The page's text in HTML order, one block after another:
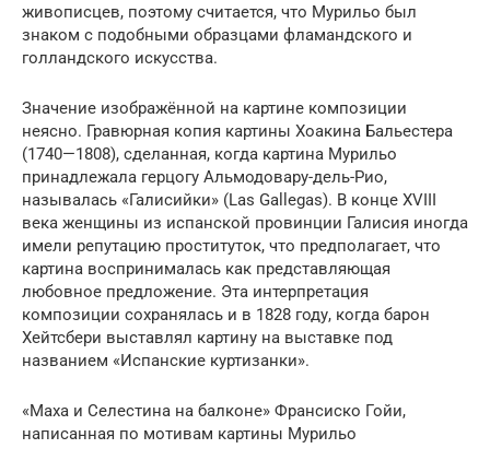
живописцев, поэтому считается, что Мурильо был
знаком с подобными образцами фламандского и
голландского искусства.
Значение изображённой на картине композиции
неясно. Гравюрная копия картины Хоакина Бальестера
(1740—1808), сделанная, когда картина Мурильо
принадлежала герцогу Альмодовару-дель-Рио,
называлась «Галисийки» (Las Gallegas). В конце XVIII
века женщины из испанской провинции Галисия иногда
имели репутацию проституток, что предполагает, что
картина воспринималась как представляющая
любовное предложение. Эта интерпретация
композиции сохранялась и в 1828 году, когда барон
Хейтсбери выставлял картину на выставке под
названием «Испанские куртизанки».
«Маха и Селестина на балконе» Франсиско Гойи,
написанная по мотивам картины Мурильо